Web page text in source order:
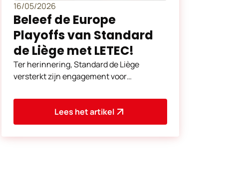
16/05/2026
Beleef de Europe
Playoffs van Standard
de Liège met LETEC!
Ter herinnering, Standard de Liège
versterkt zijn engagement voor
van € 3 op de prijs van uw w
Lees het artikel